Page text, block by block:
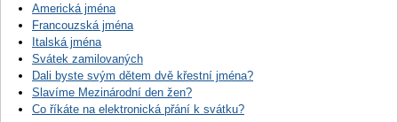
Americká jména
Francouzská jména
Italská jména
Svátek zamilovaných
Dali byste svým dětem dvě křestní jména?
Slavíme Mezinárodní den žen?
Co říkáte na elektronická přání k svátku?